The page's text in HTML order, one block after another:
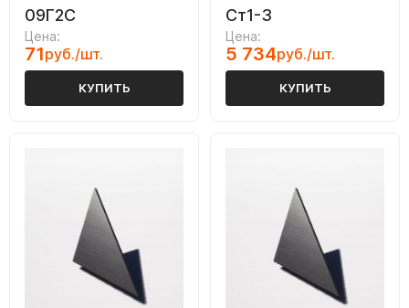
09Г2С
Цена:
71руб./шт.
КУПИТЬ
Ст1-3
Цена:
5 734руб./шт.
КУПИТЬ